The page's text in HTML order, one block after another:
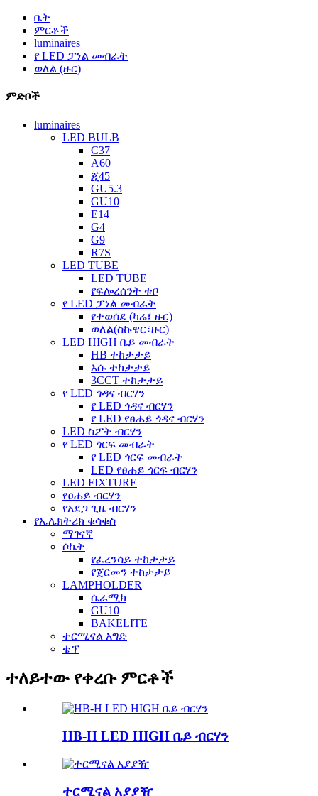
ቤት
ምርቶች
luminaires
የ LED ፓነል መብራት
ወለል (ዙር)
ምድቦች
luminaires
LED BULB
C37
A60
ጂ45
GU5.3
GU10
E14
G4
G9
R7S
LED TUBE
LED TUBE
የፍሎረሰንት ቱቦ
የ LED ፓነል መብራት
የተወሰደ (ካሬ፣ ዙር)
ወለል(ስኩዌር፣ዙር)
LED HIGH ቤይ መብራት
HB ተከታታይ
እሱ ተከታታይ
3CCT ተከታታይ
የ LED ጎዳና ብርሃን
የ LED ጎዳና ብርሃን
የ LED የፀሐይ ጎዳና ብርሃን
LED ስፖት ብርሃን
የ LED ጎርፍ መብራት
የ LED ጎርፍ መብራት
LED የፀሐይ ጎርፍ ብርሃን
LED FIXTURE
የፀሐይ ብርሃን
የአደጋ ጊዜ ብርሃን
የኤሌክትሪክ ቁሳቁስ
ማገናኛ
ሶኬት
የፈረንሳይ ተከታታይ
የጀርመን ተከታታይ
LAMPHOLDER
ሴራሚክ
GU10
BAKELITE
ተርሚናል አግድ
ቴፕ
ተለይተው የቀረቡ ምርቶች
HB-H LED HIGH ቤይ ብርሃን
ተርሚናል አያያዥ